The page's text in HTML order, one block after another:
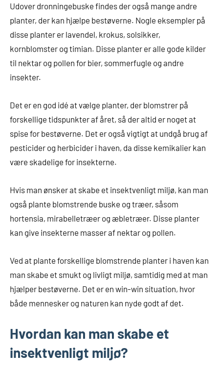
Udover dronningebuske findes der også mange andre
planter, der kan hjælpe bestøverne. Nogle eksempler på
disse planter er lavendel, krokus, solsikker,
kornblomster og timian. Disse planter er alle gode kilder
til nektar og pollen for bier, sommerfugle og andre
insekter.
Det er en god idé at vælge planter, der blomstrer på
forskellige tidspunkter af året, så der altid er noget at
spise for bestøverne. Det er også vigtigt at undgå brug af
pesticider og herbicider i haven, da disse kemikalier kan
være skadelige for insekterne.
Hvis man ønsker at skabe et insektvenligt miljø, kan man
også plante blomstrende buske og træer, såsom
hortensia, mirabelletræer og æbletræer. Disse planter
kan give insekterne masser af nektar og pollen.
Ved at plante forskellige blomstrende planter i haven kan
man skabe et smukt og livligt miljø, samtidig med at man
hjælper bestøverne. Det er en win-win situation, hvor
både mennesker og naturen kan nyde godt af det.
Hvordan kan man skabe et
insektvenligt miljø?